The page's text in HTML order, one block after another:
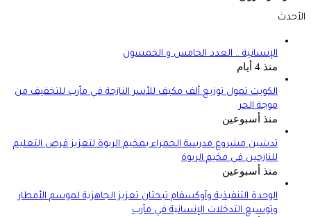
الأحدث
الإنسانية .. العدد الخامس و الخمسون
منذ 4 أيام
الكويت تمول توزيع ألف مكيف للأسر النازحة في مأرب للتخفيف من
موجة الحر
منذ أسبوعين
تدشين مشروع مدرسة الحمراء بمخيم الربوة لتعزيز فرص التعليم
للنازحين في مخيم الربوة
منذ أسبوعين
الوحدة التنفيذية وأوكسفام تبحثان تعزيز الجاهزية لموسم الأمطار
وتوسيع التدخلات الإنسانية في مأرب